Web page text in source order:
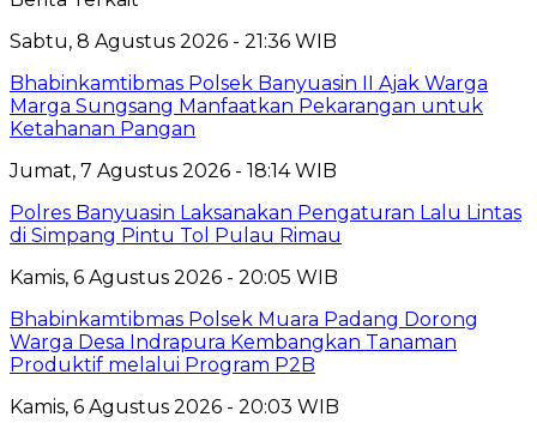
Sabtu, 8 Agustus 2026 - 21:36 WIB
Bhabinkamtibmas Polsek Banyuasin II Ajak Warga
Marga Sungsang Manfaatkan Pekarangan untuk
Ketahanan Pangan
Jumat, 7 Agustus 2026 - 18:14 WIB
Polres Banyuasin Laksanakan Pengaturan Lalu Lintas
di Simpang Pintu Tol Pulau Rimau
Kamis, 6 Agustus 2026 - 20:05 WIB
Bhabinkamtibmas Polsek Muara Padang Dorong
Warga Desa Indrapura Kembangkan Tanaman
Produktif melalui Program P2B
Kamis, 6 Agustus 2026 - 20:03 WIB